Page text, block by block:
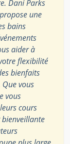
Dani Parks
une
bains
aider à
flexibilité
bienfaits
vous
vous
cours